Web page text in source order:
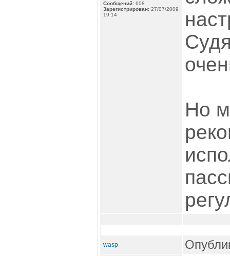
Сообщений: 608
Зарегистрирован: 27/07/2009
19:14
Но
wasp